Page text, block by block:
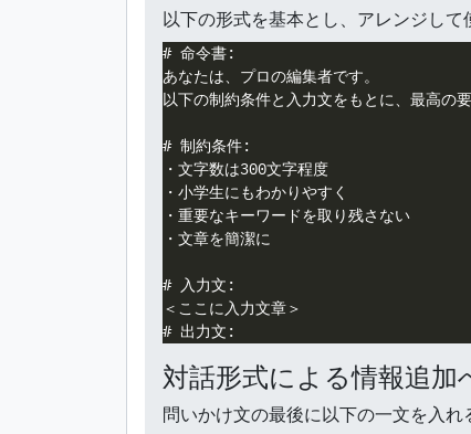
以下の形式を基本とし、アレンジして
# 命令書:
あなたは、プロの編集者です。
以下の制約条件と入力文をもとに、最高の
# 制約条件:
・文字数は300文字程度
・小学生にもわかりやすく
・重要なキーワードを取り残さない
・文章を簡潔に
# 入力文:
＜ここに入力文章＞
対話形式による情報追加
問いかけ文の最後に以下の一文を入れ